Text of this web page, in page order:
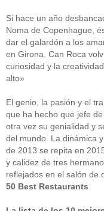
Si hace un año
Noma de Copenhague,
dar el galardón a los
en Girona. Can Roca
curiosidad y la
alto»
El genio, la pasión y el
que ha hecho que jefe
otra vez su genialidad y
del mundo. La dinámica
de 2013 se repita en
y calidez de tres
reflejados en el salón de
50 Best Restaurants